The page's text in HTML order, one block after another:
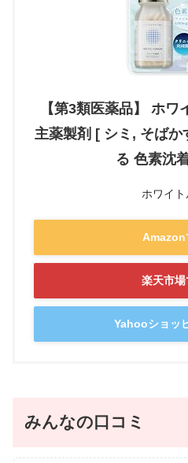
【第3類医薬品】 ホ
主薬製剤 [ シミ, そばか
る 色素沈
ホワイ
Amazon
楽天市
Yahooショッ
みんなの口コミ